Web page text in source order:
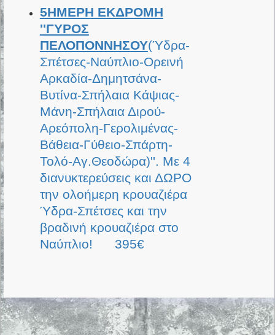
5ΗΜΕΡΗ ΕΚΔΡΟΜΗ
''ΓΥΡΟΣ
ΠΕΛΟΠΟΝΝΗΣΟΥ(Ύδρα-
Σπέτσες-Ναύπλιο-Ορεινή
Αρκαδία-Δημητσάνα-
Βυτίνα-Σπήλαια Κάψιας-
Μάνη-Σπήλαια Διρού-
Αρεόπολη-Γερολιμένας-
Βάθεια-Γύθειο-Σπάρτη-
Τολό-Αγ.Θεοδώρα)''. Με 4
διανυκτερεύσεις και ΔΩΡΟ
την ολοήμερη κρουαζιέρα
Ύδρα-Σπέτσες και την
βραδινή κρουαζιέρα στο
Ναύπλιο! 395€